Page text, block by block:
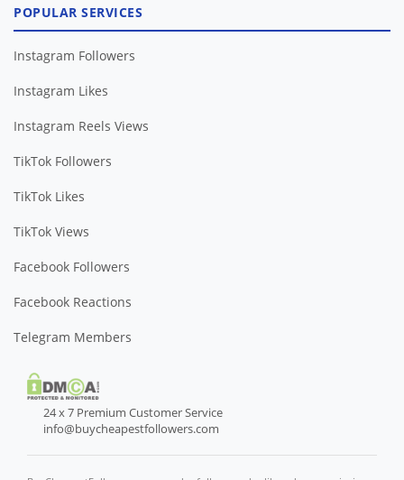
POPULAR SERVICES
Instagram Followers
Instagram Likes
Instagram Reels Views
TikTok Followers
TikTok Likes
TikTok Views
Facebook Followers
Facebook Reactions
Telegram Members
24 x 7 Premium Customer Service
info@buycheapestfollowers.com